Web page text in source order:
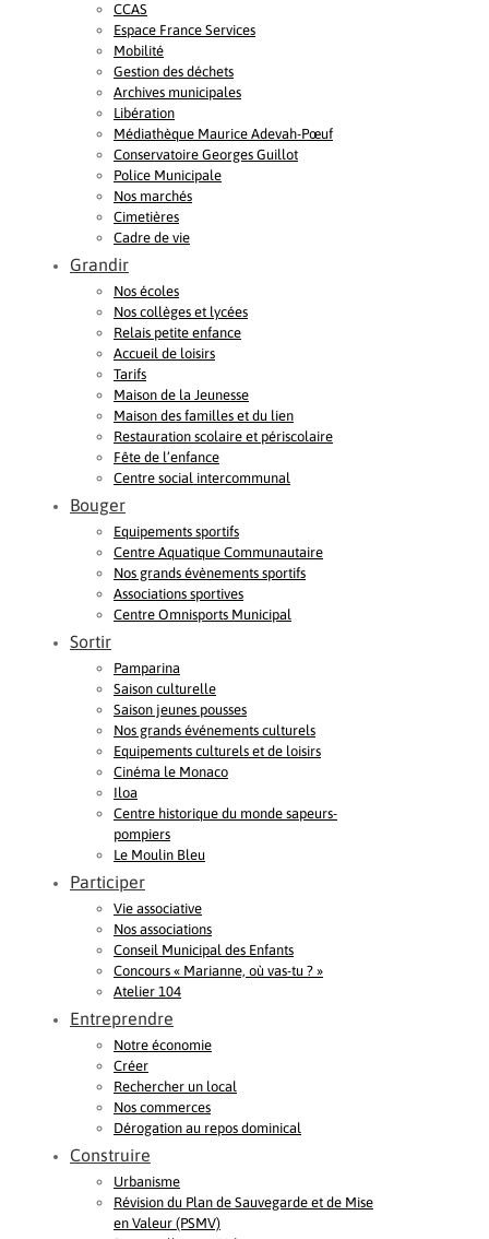
CCAS
Espace France Services
Mobilité
Gestion des déchets
Archives municipales
Libération
Médiathèque Maurice Adevah-Pœuf
Conservatoire Georges Guillot
Police Municipale
Nos marchés
Cimetières
Cadre de vie
Grandir
Nos écoles
Nos collèges et lycées
Relais petite enfance
Accueil de loisirs
Tarifs
Maison de la Jeunesse
Maison des familles et du lien
Restauration scolaire et périscolaire
Fête de l’enfance
Centre social intercommunal
Bouger
Equipements sportifs
Centre Aquatique Communautaire
Nos grands évènements sportifs
Associations sportives
Centre Omnisports Municipal
Sortir
Pamparina
Saison culturelle
Saison jeunes pousses
Nos grands événements culturels
Equipements culturels et de loisirs
Cinéma le Monaco
Iloa
Centre historique du monde sapeurs-
pompiers
Le Moulin Bleu
Participer
Vie associative
Nos associations
Conseil Municipal des Enfants
Concours « Marianne, où vas-tu ? »
Atelier 104
Entreprendre
Notre économie
Créer
Rechercher un local
Nos commerces
Dérogation au repos dominical
Construire
Urbanisme
Révision du Plan de Sauvegarde et de Mise
en Valeur (PSMV)